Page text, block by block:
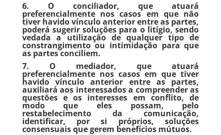
6. O conciliador, que atuará
preferencialmente nos casos em que não
tiver havido vínculo anterior entre as partes,
poderá sugerir soluções para o litígio, sendo
vedada a utilização de qualquer tipo de
constrangimento ou intimidação para que
as partes conciliem.
7. O mediador, que atuará
preferencialmente nos casos em que tiver
havido vínculo anterior entre as partes,
auxiliará aos interessados a compreender as
questões e os interesses em conflito, de
modo que eles possam, pelo
restabelecimento da comunicação,
identificar, por si próprios, soluções
consensuais que gerem benefícios mútuos.